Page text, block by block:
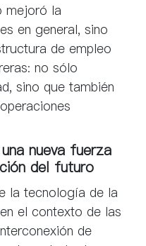
mejoró la
en general, sino
de empleo
no sólo
sino que también
nueva fuerza
del futuro
la tecnología de la
el contexto de las
de